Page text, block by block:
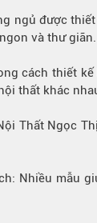
cửa
ngủ được
và thư giãn.
cách thiết
thất khác
Thất Ngọc
Nhiều mẫu